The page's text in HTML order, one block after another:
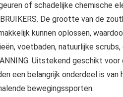
of schadelijke chemische
De grootte van de
kunnen oplossen,
voetbaden, natuurlijke
Uitstekend geschikt
een belangrijk onderdeel is
bewegingssporten.